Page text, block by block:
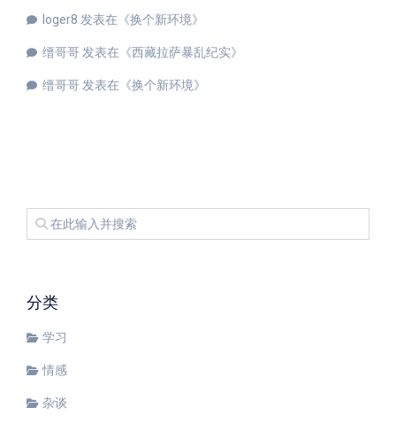
loger8 发表在《换个新环境》
缙哥哥 发表在《西藏拉萨暴乱纪实》
缙哥哥 发表在《换个新环境》
分类
学习
情感
杂谈